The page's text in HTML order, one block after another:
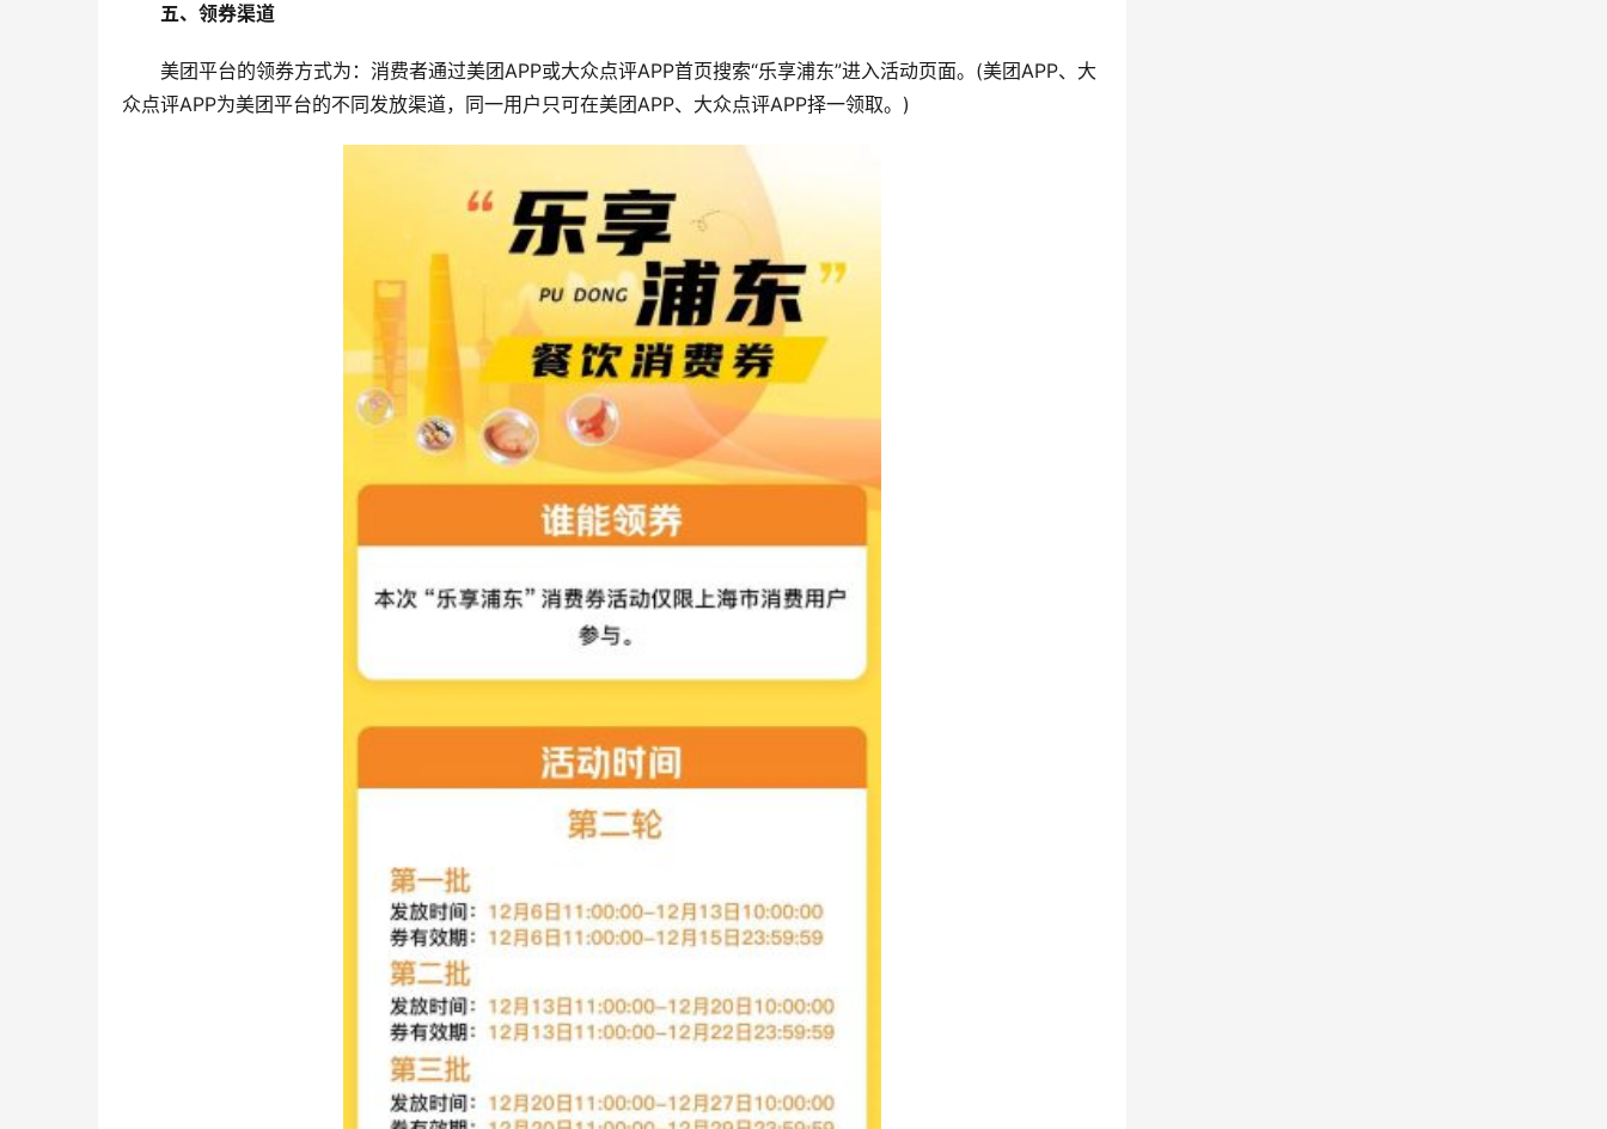
五、领券渠道
美团平台的领券方式为：消费者通过美团APP或大众点评APP首页搜索“乐享浦东”进入活动页面。(美团APP、大
众点评APP为美团平台的不同发放渠道，同一用户只可在美团APP、大众点评APP择一领取。)